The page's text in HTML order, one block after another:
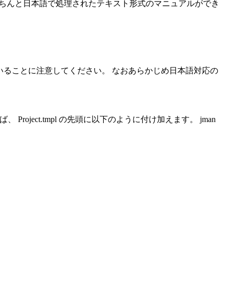
んと日本語で処理されたテキスト形式のマニュアルができ
ことに注意してください。 なおあらかじめ日本語対応の
Project.tmpl の先頭に以下のように付け加えます。 jman